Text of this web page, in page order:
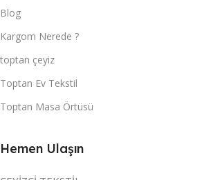
Blog
Kargom Nerede ?
toptan çeyiz
Toptan Ev Tekstil
Toptan Masa Örtüsü
Hemen Ulaşın